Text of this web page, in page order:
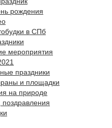
рождения
в СПб
мероприятия
праздники
и площадки
на природе